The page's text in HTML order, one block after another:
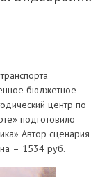
бюджетное
центр по
подготовило
Автор сценария
– 1534 руб.